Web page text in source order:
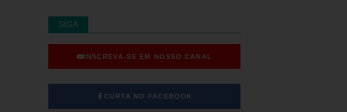
SIGA
INSCREVA-SE EM NOSSO CANAL
CURTA NO FACEBOOK